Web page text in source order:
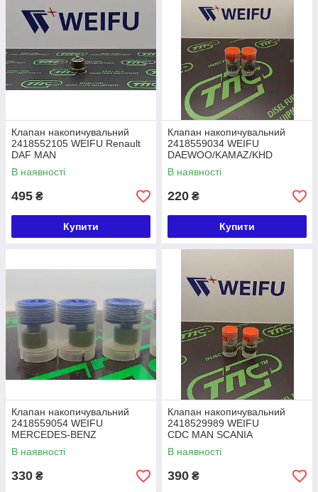
Клапан накопичувальний
2418552105 WEIFU Renault
DAF MAN
В наявності
495 ₴
Купити
Клапан накопичувальний
2418559034 WEIFU
DAEWOO/KAMAZ/KHD
В наявності
220 ₴
Купити
Клапан накопичувальний
2418559054 WEIFU
MERCEDES-BENZ
В наявності
330 ₴
Клапан накопичувальний
2418529989 WEIFU
CDC MAN SCANIA
В наявності
390 ₴